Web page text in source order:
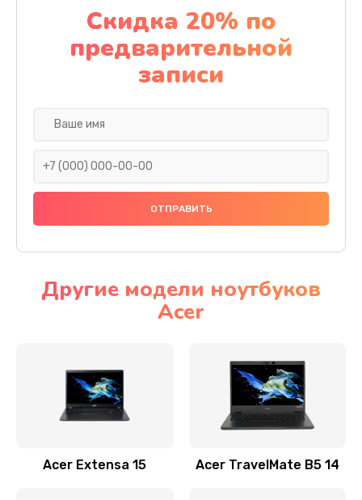
Чистка от пыли
1060 руб.
Заказать
Ремонт подсветки
Настройка BIOS
Замена видеочипа
Заказать
Скидка 20% по
предварительной
записи
Другие модели ноутбуков
Acer
Acer Extensa 15 Acer TravelMate B5 14